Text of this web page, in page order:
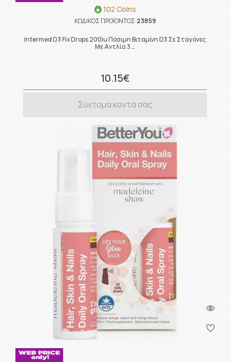
102 Coins
ΚΩΔΙΚΟΣ ΠΡΟΪΟΝΤΟΣ:23859
Intermed D3 Fix Drops 200iu Πόσιμη Βιταμίνη D3 Σε Σταγόνες
Με Αντλία 3 …
10.15€
Σύντομα κοντά σας